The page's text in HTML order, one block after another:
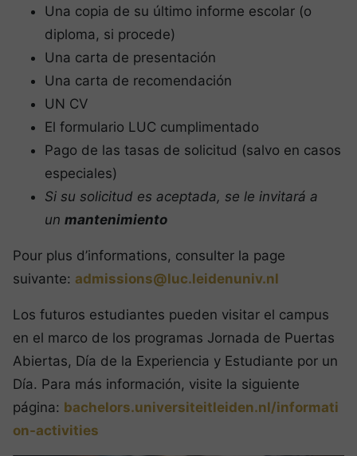
Una copia de su último informe escolar (o
diploma, si procede)
Una carta de presentación
Una carta de recomendación
UN CV
El formulario LUC cumplimentado
Pago de las tasas de solicitud (salvo en casos
especiales)
Si su solicitud es aceptada, se le invitará a
un mantenimiento
Pour plus d’informations, consulter la page
suivante: admissions@luc.leidenuniv.nl
Los futuros estudiantes pueden visitar el campus
en el marco de los programas Jornada de Puertas
Abiertas, Día de la Experiencia y Estudiante por un
Día. Para más información, visite la siguiente
página: bachelors.universiteitleiden.nl/informati
on-activities